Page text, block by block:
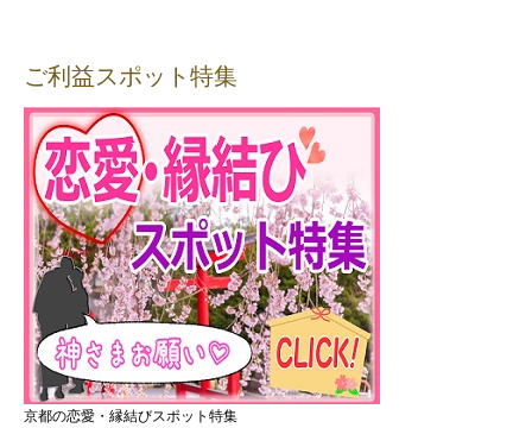
ご利益スポット特集
京都の恋愛・縁結びスポット特集